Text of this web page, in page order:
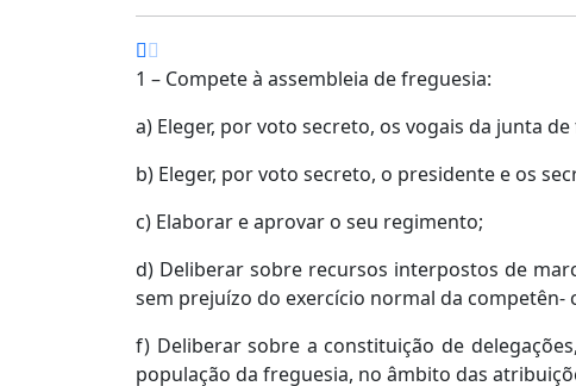
1 – Compete à assembleia de freguesia:
a) Eleger, por voto secreto, os vogais da junta
b) Eleger, por voto secreto, o presidente e os
c) Elaborar e aprovar o seu regimento;
d) Deliberar sobre recursos interpostos de
sem prejuízo do exercício normal da competên-
f) Deliberar sobre a constituição de
população da freguesia, no âmbito das